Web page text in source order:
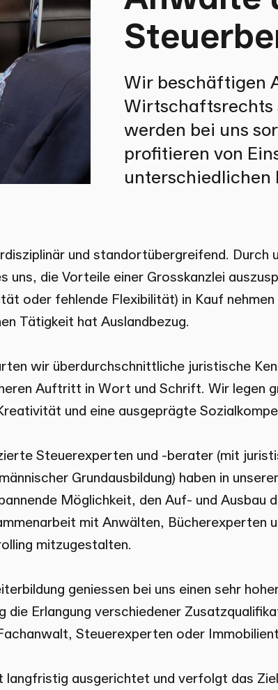
Wir beschäftigen
Wirtschaftsrechts
werden bei uns
profitieren von
unterschiedlichen
und standortübergreifend. Durch
uns, die Vorteile einer Grosskanzlei
oder fehlende Flexibilität) in Kauf nehmen
Tätigkeit hat Auslandbezug.
wir überdurchschnittliche juristische
Auftritt in Wort und Schrift. Wir legen
und eine ausgeprägte
Steuerexperten und -berater (mit
Grundausbildung) haben in
Möglichkeit, den Auf- und Ausbau
mit Anwälten, Bücherexperten
mitzugestalten.
geniessen bei uns einen sehr
die Erlangung verschiedener
Steuerexperten oder
langfristig ausgerichtet und verfolgt das